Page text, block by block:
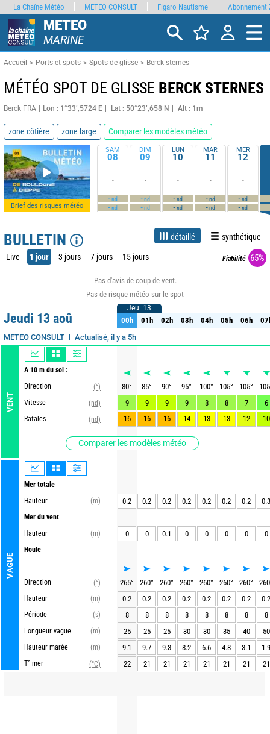
METEO
MARINE
Accueil Ports et spots Spots de glisse Berck sternes
MÉTÉO SPOT DE GLISSE BERCK STERNES
Berck FRA Lon : 1°33’,5724 E Lat : 50°23’,658 N Alt : 1m
zone côtière zone large Comparer les modèles météo
Brief des risques météo
SAM
08
-
-nd
-nd
DIM
09
-
-nd
-nd
LUN
10
-
-nd
-nd
MAR
11
-
-nd
-nd
MER
12
-
-nd
-nd
BULLETIN détaillé synthétique
Live 1 jour 3 jours 7 jours 15 jours Fiabilité 65%
Pas d'avis de coup de vent.
Pas de risque météo sur le spot
Jeudi 13 aoû
METEO CONSULT Actualisé, il y a 5h
VENT
A 10 m du sol :
Direction
(°)
Vitesse
(nd)
Rafales
(nd)
Comparer les modèles météo
VAGUE
Mer totale
Hauteur
(m)
Mer du vent
Hauteur
(m)
Houle
Direction
(°)
Hauteur
(m)
Période
(s)
Longueur vague
(m)
Hauteur marée
(m)
T° mer
(°C)
Jeu. 13
00h 01h 02h 03h 04h 05h 06h
Jeu. 13
00h 01h 02h 03h 04h 05h 06h
80° 85° 90° 95° 100° 105° 105°
105
9
9 9 9 8 8 7
6
16
16 16 14 13 13 12 10
0.2 0.2 0.2 0.2 0.2 0.2 0.2 0.3
0 0 0.1 0 0 0 0 0
265° 260° 260° 260° 260° 260° 260°
260
0.2
0.2 0.2 0.2 0.2 0.2 0.2
0.2
8
8 8 8 8 8 8
8
25
25 25 30 30 35 40
50
9.1
9.7 9.3 8.2 6.6 4.8 3.1
1.9
22
21 21 21 21 21 21 21
La Chaîne Météo METEO CONSULT Figaro Nautisme Abonnement